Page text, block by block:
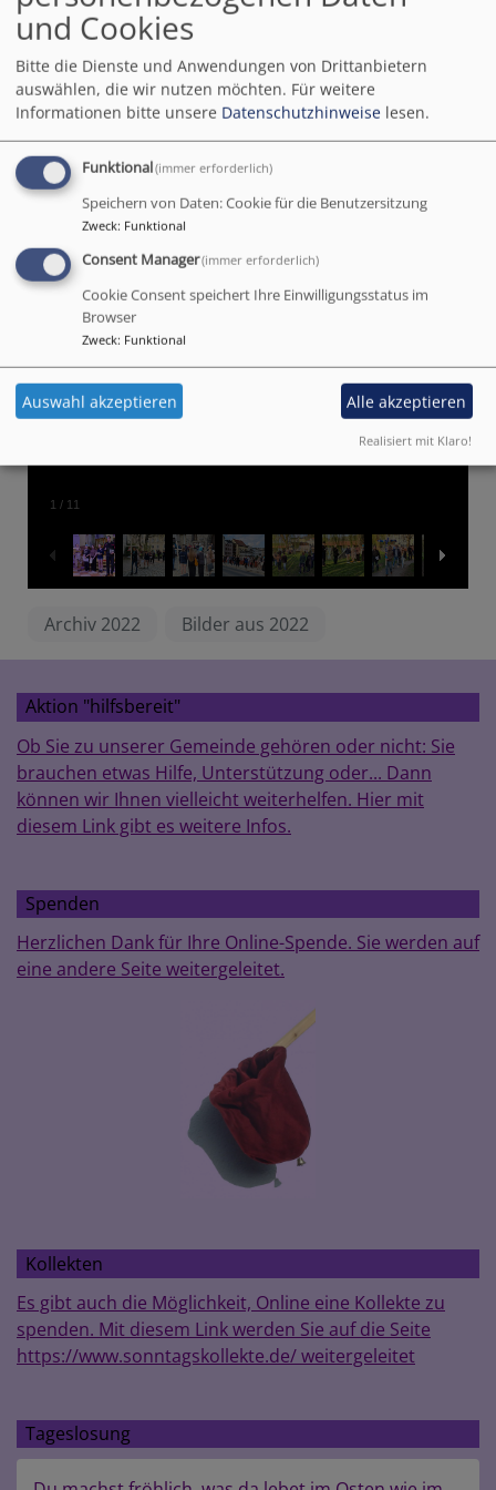
1 / 11
Archiv 2022 Bilder aus 2022
Aktion "hilfsbereit"
Ob Sie zu unserer Gemeinde gehören oder nicht: Sie
brauchen etwas Hilfe, Unterstützung oder... Dann
können wir Ihnen vielleicht weiterhelfen. Hier mit
diesem Link gibt es weitere Infos.
Spenden
Herzlichen Dank für Ihre Online-Spende. Sie werden auf
eine andere Seite weitergeleitet.
Kollekten
Es gibt auch die Möglichkeit, Online eine Kollekte zu
spenden. Mit diesem Link werden Sie auf die Seite
https://www.sonntagskollekte.de/ weitergeleitet
Tageslosung
und Cookies
Bitte die Dienste und Anwendungen von Drittanbietern
auswählen, die wir nutzen möchten. Für weitere
Informationen bitte unsere Datenschutzhinweise lesen.
Funktional(immer erforderlich)
Speichern von Daten: Cookie für die Benutzersitzung
Zweck: Funktional
Consent Manager(immer erforderlich)
Cookie Consent speichert Ihre Einwilligungsstatus im
Browser
Zweck: Funktional
Auswahl akzeptieren Alle akzeptieren
Realisiert mit Klaro!